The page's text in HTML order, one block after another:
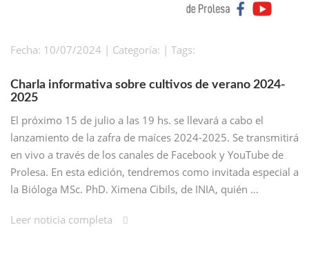
Fecha: 10/07/2024 | Categoría: | Tags:
Charla informativa sobre cultivos de verano 2024-
2025
El próximo 15 de julio a las 19 hs. se llevará a cabo el
lanzamiento de la zafra de maíces 2024-2025. Se transmitirá
en vivo a través de los canales de Facebook y YouTube de
Prolesa. En esta edición, tendremos como invitada especial a
la Bióloga MSc. PhD. Ximena Cibils, de INIA, quién …
Leer noticia completa